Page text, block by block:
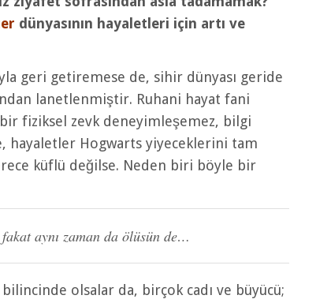
dünyasının hayaletleri için artı ve
geri getiremese de, sihir dünyası geride
lanetlenmiştir. Ruhani hayat fani
fiziksel zevk deneyimleşemez, bilgi
hayaletler Hogwarts yiyeceklerini tam
küflü değilse. Neden biri böyle bir
aynı zaman da ölüsün de…
olsalar da, birçok cadı ve büyücü;